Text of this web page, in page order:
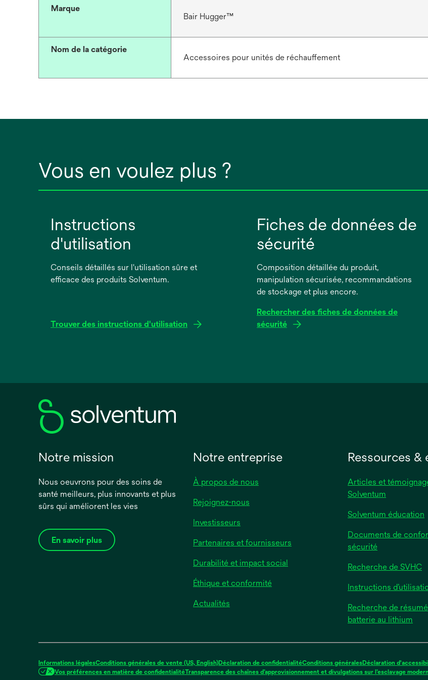
Marque
Bair Hugger™
Nom de la catégorie
Accessoires pour unités de réchauffement
Vous en voulez plus ?
Instructions
d'utilisation
Conseils détaillés sur l'utilisation sûre et
efficace des produits Solventum.
Trouver des instructions d'utilisation
nouvel
Fiches de données de
sécurité
Composition détaillée du produit,
manipulation sécurisée, recommandations
de stockage et plus encore.
Rechercher des fiches de données de
sécurité
nouvel
Notre mission
Nous oeuvrons pour des soins de
santé meilleurs, plus innovants et plus
sûrs qui améliorent les vies
En savoir plus
Notre entreprise
À propos de nous
Rejoignez-nous
Investisseurs
Partenaires et fournisseurs
Durabilité et impact social
Éthique et conformité
Actualités
Ressources &
Articles et
Solventum
Solventum éducation
Documents de
sécurité
Recherche de SVHC
Instructions
Recherche de
batterie au lithium
Informations légalesConditions générales de vente (US, English)Déclaration de confidentialitéConditions généralesDéclaration
Vos préférences en matière de confidentialitéTransparence des chaînes d’approvisionnement et divulgations sur l’esclavage